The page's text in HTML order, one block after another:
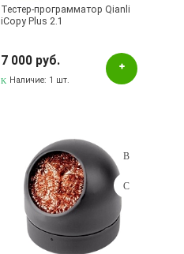
Тестер-программатор Qianli
iCopy Plus 2.1
7 000 руб.
Наличие: 1 шт.